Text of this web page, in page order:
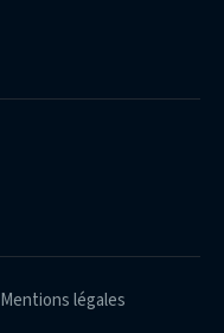
Mentions légales